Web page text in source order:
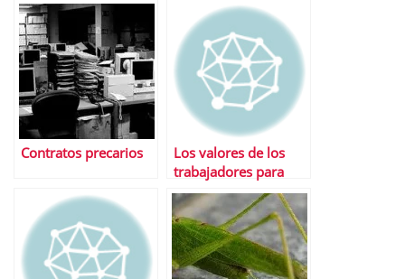
Contratos precarios
Los valores de los
trabajadores para
elegir una empresa